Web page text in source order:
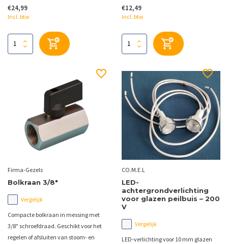
€24,99
Incl. btw
€12,49
Incl. btw
Firma-Gezels
Bolkraan 3/8"
Vergelijk
Compacte bolkraan in messing met
3/8" schroefdraad. Geschikt voor het
regelen of afsluiten van stoom- en
CO.M.E.L
LED-
achtergrondverlichting
voor glazen peilbuis – 200
V
Vergelijk
LED-verlichting voor 10 mm glazen